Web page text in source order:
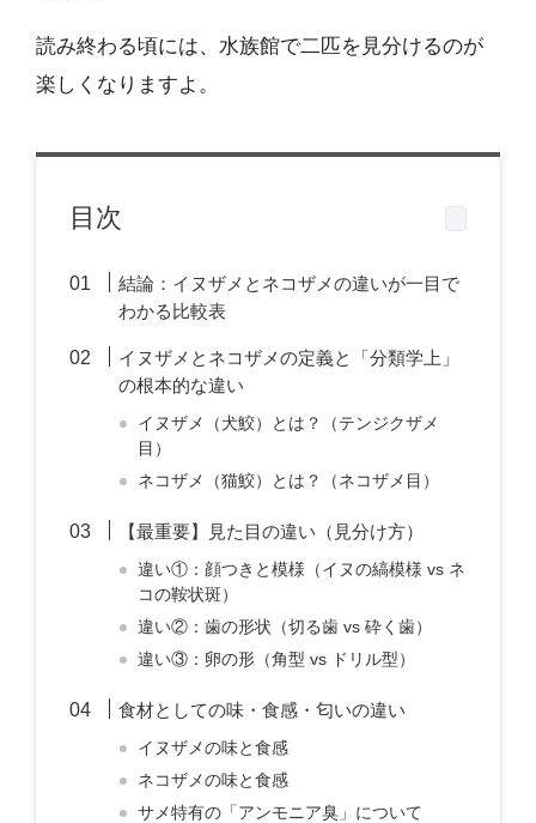
読み終わる頃には、水族館で二匹を見分けるのが
楽しくなりますよ。
目次
結論：イヌザメとネコザメの違いが一目で
わかる比較表
イヌザメとネコザメの定義と「分類学上」
の根本的な違い
イヌザメ（犬鮫）とは？（テンジクザメ
目）
ネコザメ（猫鮫）とは？（ネコザメ目）
【最重要】見た目の違い（見分け方）
違い①：顔つきと模様（イヌの縞模様 vs ネ
コの鞍状斑）
違い②：歯の形状（切る歯 vs 砕く歯）
違い③：卵の形（角型 vs ドリル型）
食材としての味・食感・匂いの違い
イヌザメの味と食感
ネコザメの味と食感
サメ特有の「アンモニア臭」について